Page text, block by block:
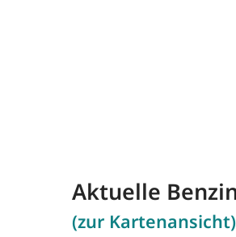
Aktuelle
(zur Kartenansicht)